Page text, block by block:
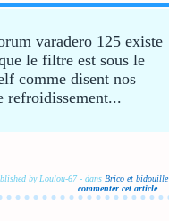
varadero 125 existe
le filtre est sous le
comme disent nos
refroidissement...
by Loulou-67 - dans Brico et bidouille
commenter cet article